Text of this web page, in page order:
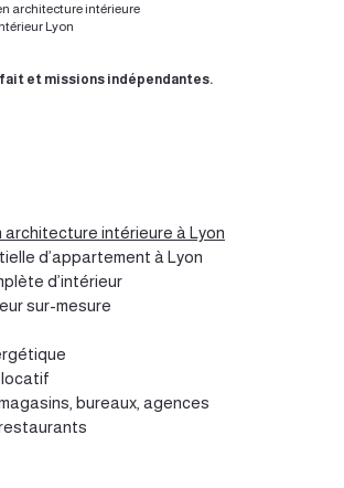
architecture intérieure
Lyon
et missions indépendantes.
architecture intérieure à Lyon
d’appartement à Lyon
d’intérieur
sur-mesure
bureaux, agences